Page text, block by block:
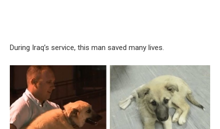
During Iraq’s service, this man saved many lives.